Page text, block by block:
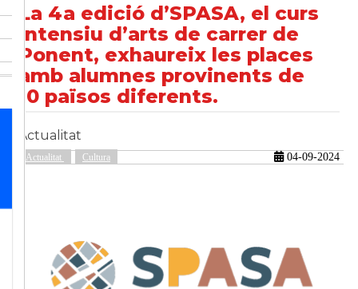
La 4a edició d’SPASA, el curs
intensiu d’arts de carrer de
Ponent, exhaureix les places
amb alumnes provinents de
10 països diferents.
Actualitat
Actualitat Cultura 04-09-2024